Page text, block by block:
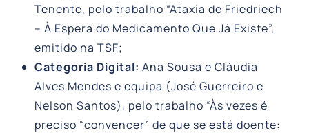
Tenente, pelo trabalho “Ataxia de Friedriech
– À Espera do Medicamento Que Já Existe”,
emitido na TSF;
Categoria Digital: Ana Sousa e Cláudia
Alves Mendes e equipa (José Guerreiro e
Nelson Santos), pelo trabalho “Às vezes é
preciso “convencer” de que se está doente: